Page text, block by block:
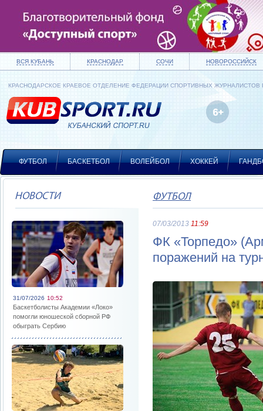
ВСЯ КУБАНЬ КРАСНОДАР СОЧИ НОВОРОССИЙСК
КРАСНОДАРСКОЕ КРАЕВОЕ ОТДЕЛЕНИЕ ФЕДЕРАЦИИ СПОРТИВНЫХ ЖУРНАЛИСТОВ
ФУТБОЛ БАСКЕТБОЛ ВОЛЕЙБОЛ ХОККЕЙ
НОВОСТИ
31/07/2026 10:52
Баскетболисты Академии «Локо»
помогли юношеской сборной РФ
обыграть Сербию
ФУТБОЛ
07/03/2013 11:59
ФК «Торпедо»
поражений на